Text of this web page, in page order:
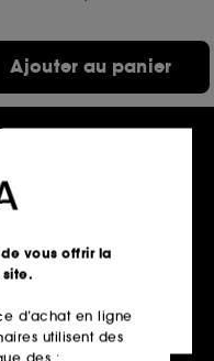
Ajouter au panier
d'orange verte Lait
pour le corps
vous offrir la
d’achat en ligne
utilisent des
des :